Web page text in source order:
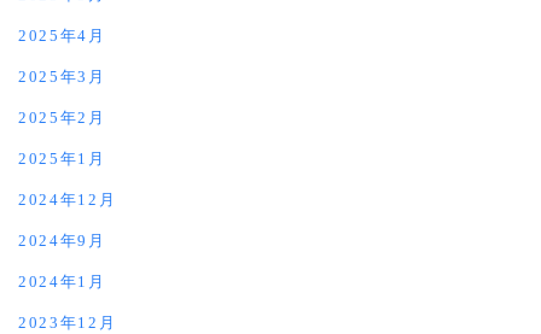
2025年4月
2025年3月
2025年2月
2025年1月
2024年12月
2024年9月
2024年1月
2023年12月